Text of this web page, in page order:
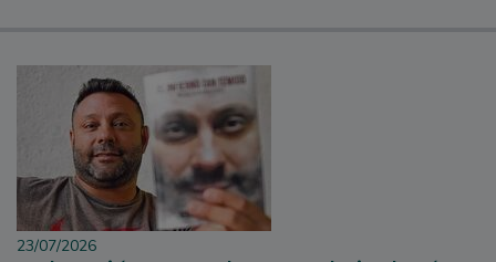
23/07/2026